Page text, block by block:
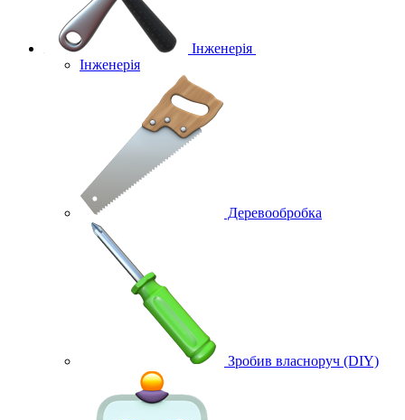
Інженерія
Інженерія
Деревообробка
Зробив власноруч (DIY)